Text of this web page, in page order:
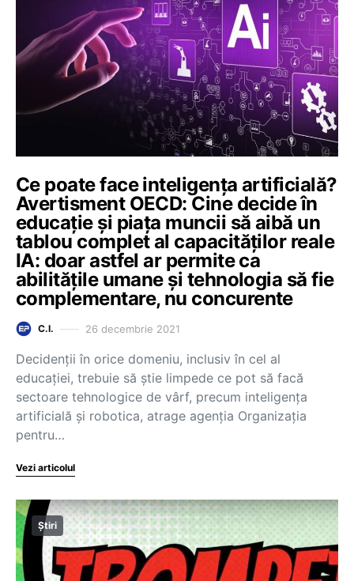
Ce poate face inteligența artificială?
Avertisment OECD: Cine decide în
educație și piața muncii să aibă un
tablou complet al capacităților reale
IA: doar astfel ar permite ca
abilitățile umane și tehnologia să fie
complementare, nu concurente
C.I. 26 decembrie 2021
Decidenții în orice domeniu, inclusiv în cel al
educației, trebuie să știe limpede ce pot să facă
sectoare tehnologice de vârf, precum inteligența
artificială și robotica, atrage agenția Organizația
pentru…
Vezi articolul
Știri